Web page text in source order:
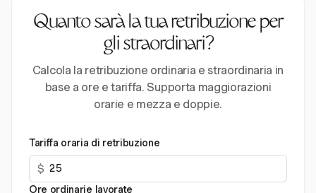
Quanto sarà la tua retribuzione per
gli straordinari?
Calcola la retribuzione ordinaria e straordinaria in
base a ore e tariffa. Supporta maggiorazioni
orarie e mezza e doppie.
Tariffa oraria di retribuzione
$
Ore ordinarie lavorate